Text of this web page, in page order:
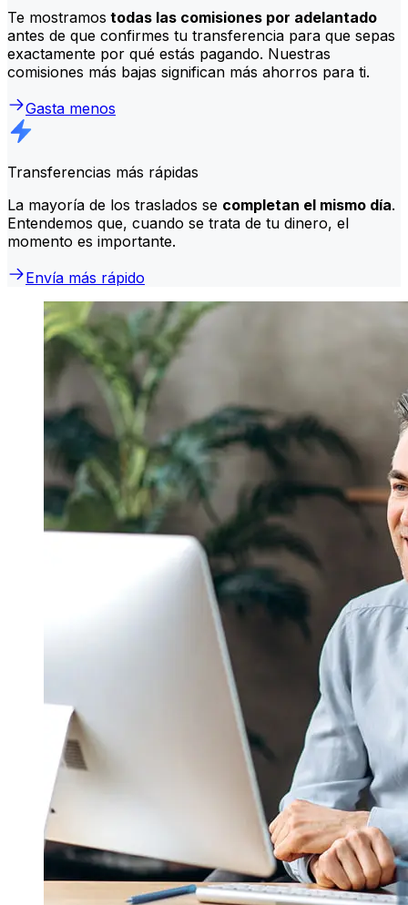
Te mostramos todas las comisiones por adelantado
antes de que confirmes tu transferencia para que sepas
exactamente por qué estás pagando. Nuestras
comisiones más bajas significan más ahorros para ti.
Gasta menos
Transferencias más rápidas
La mayoría de los traslados se completan el mismo día.
Entendemos que, cuando se trata de tu dinero, el
momento es importante.
Envía más rápido